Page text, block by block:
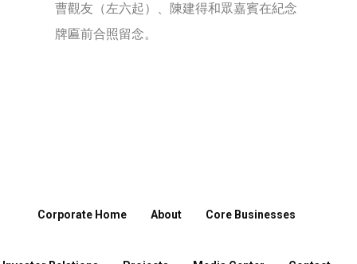
曹觀友（左六起）、陳建得和眾嘉賓在紀念
牌匾前合照留念。
Corporate Home About Core Businesses